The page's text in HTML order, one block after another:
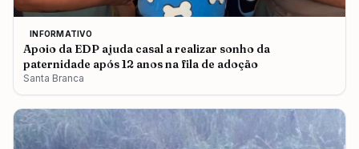
INFORMATIVO
Apoio da EDP ajuda casal a realizar sonho da
paternidade após 12 anos na fila de adoção
Santa Branca